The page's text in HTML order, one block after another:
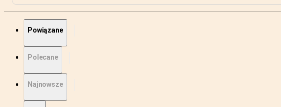
Powiązane
Polecane
Najnowsze